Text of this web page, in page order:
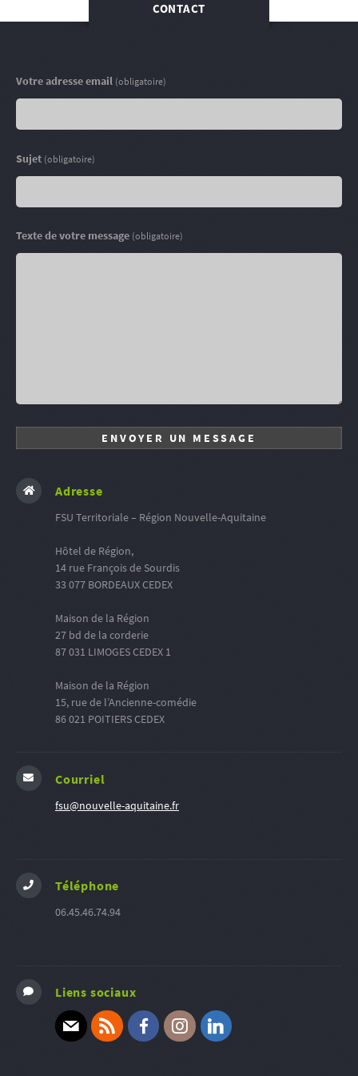
CONTACT
Votre adresse email (obligatoire)
Sujet (obligatoire)
Texte de votre message (obligatoire)
Adresse
FSU Territoriale – Région Nouvelle-Aquitaine
Hôtel de Région,
14 rue François de Sourdis
33 077 BORDEAUX CEDEX
Maison de la Région
27 bd de la corderie
87 031 LIMOGES CEDEX 1
Maison de la Région
15, rue de l’Ancienne-comédie
86 021 POITIERS CEDEX
Courriel
fsu@nouvelle-aquitaine.fr
Téléphone
06.45.46.74.94
Liens sociaux